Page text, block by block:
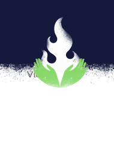
Las Hermanas
cárcel
porLulú V. Barrera
Video